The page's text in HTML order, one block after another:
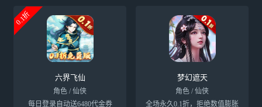
0.1折
六界飞仙
角色 / 仙侠
每日登录自动送6480代金券
梦幻遮天
角色 / 仙侠
全场永久0.1折，拒绝数值膨胀